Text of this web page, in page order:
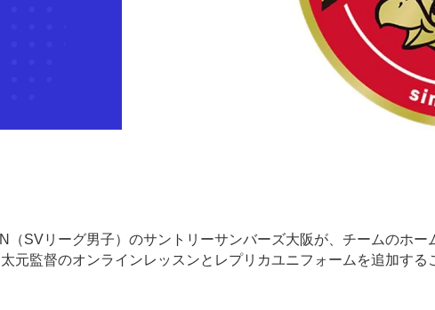
SVリーグ男子）のサントリーサンバーズ大阪が、チームのホー
元監督のオンラインレッスンとレプリカユニフォームを追加する